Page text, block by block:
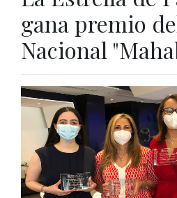
gana premio
Nacional